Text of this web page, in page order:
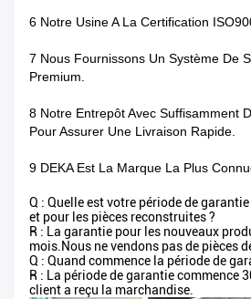
6 Notre Usine A La Certification
7 Nous Fournissons Un Système De
Premium.
8 Notre Entrepôt Avec Suffisamment
Pour Assurer Une Livraison Rapide.
9 DEKA Est La Marque La Plus
Q : Quelle est votre période de
et pour les pièces reconstruites ?
R : La garantie pour les nouveaux
mois.Nous ne vendons pas de pièces
Q : Quand commence la période de
R : La période de garantie commence
client a reçu la marchandise.